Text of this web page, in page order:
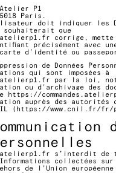
P1
Paris.
doit indiquer les
souhaiterait que
corrige,
précisément avec
d’identité ou
de Données
qui sont imposées à
par la loi,
ou d’archivage des
https://
auprès des
(https://www.cnil.fr/
s’interdit de
collectées sur
de l’Union européenne